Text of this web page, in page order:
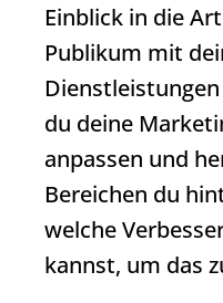
Einblick in die
Publikum mit
du deine
anpassen und
Bereichen du
welche
kannst, um das